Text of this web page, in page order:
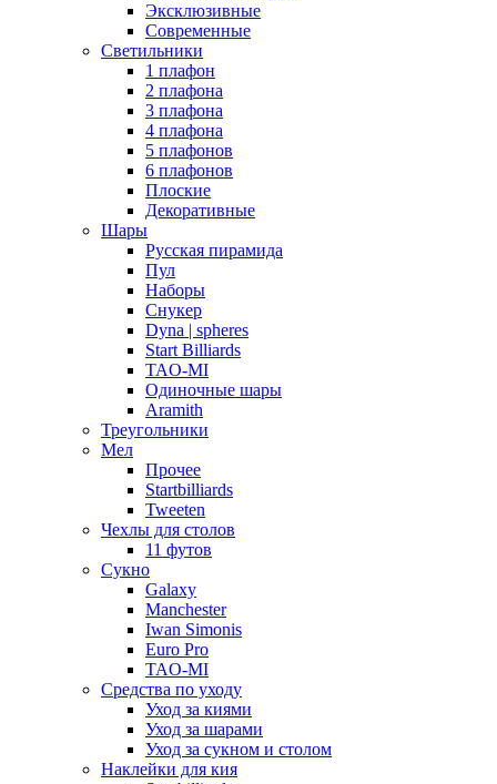
Эксклюзивные
Современные
Светильники
1 плафон
2 плафона
3 плафона
4 плафона
5 плафонов
6 плафонов
Плоские
Декоративные
Шары
Русская пирамида
Пул
Наборы
Снукер
Dyna | spheres
Start Billiards
TAO-MI
Одиночные шары
Aramith
Треугольники
Мел
Прочее
Startbilliards
Tweeten
Чехлы для столов
11 футов
Сукно
Galaxy
Manchester
Iwan Simonis
Euro Pro
TAO-MI
Средства по уходу
Уход за киями
Уход за шарами
Уход за сукном и столом
Наклейки для кия